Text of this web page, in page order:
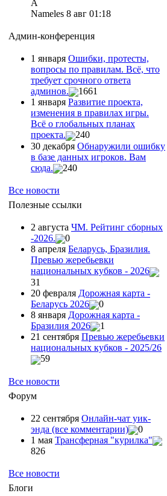
А
Nameles 8 авг 01:18
Админ-конференция
1 января Ошибки, протесты,
вопросы по правилам. Всё, что
требует срочного ответа
админов.
1661
1 января Развитие проекта,
изменения в правилах игры.
Всё о глобальных планах
проекта.
240
30 декабря Обнаружили ошибку
в базе данных игроков. Вам
сюда.
240
Все новости
Полезные ссылки
2 августа ЧМ. Рейтинг сборных
-2026.
0
8 апреля Беларусь, Бразилия.
Превью жеребьевки
национальных кубков - 2026
31
20 февраля Дорожная карта -
Беларусь 2026
0
8 января Дорожная карта -
Бразилия 2026
1
21 сентября Превью жеребьевки
национальных кубков - 2025/26
59
Все новости
Форум
22 сентября Онлайн-чат уик-
энда (все комментарии)
0
1 мая Трансферная "курилка"
826
Все новости
Блоги